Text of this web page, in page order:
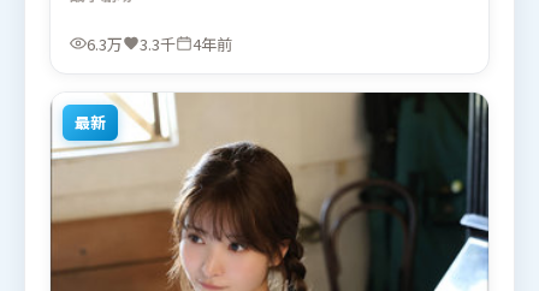
戏部分同样扎实耐嚼。由管虎执导，苍井优、易烊千
玺、弗洛伦丝·皮尤，全智贤等联袂出演。影片于
适合喜欢战争题材的观众观看。
6.3万 3.3千 4年前
最新